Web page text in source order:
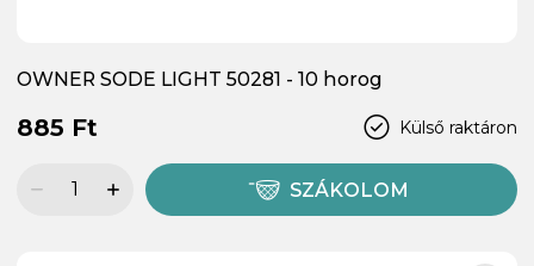
OWNER SODE LIGHT 50281 - 10 horog
Külső raktáron
885 Ft
SZÁKOLOM